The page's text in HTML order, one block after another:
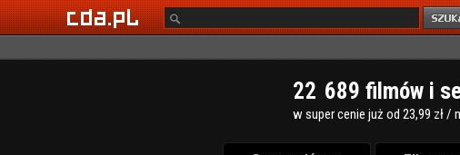
22 689 filmów i
w super cenie już od 23,99 zł /